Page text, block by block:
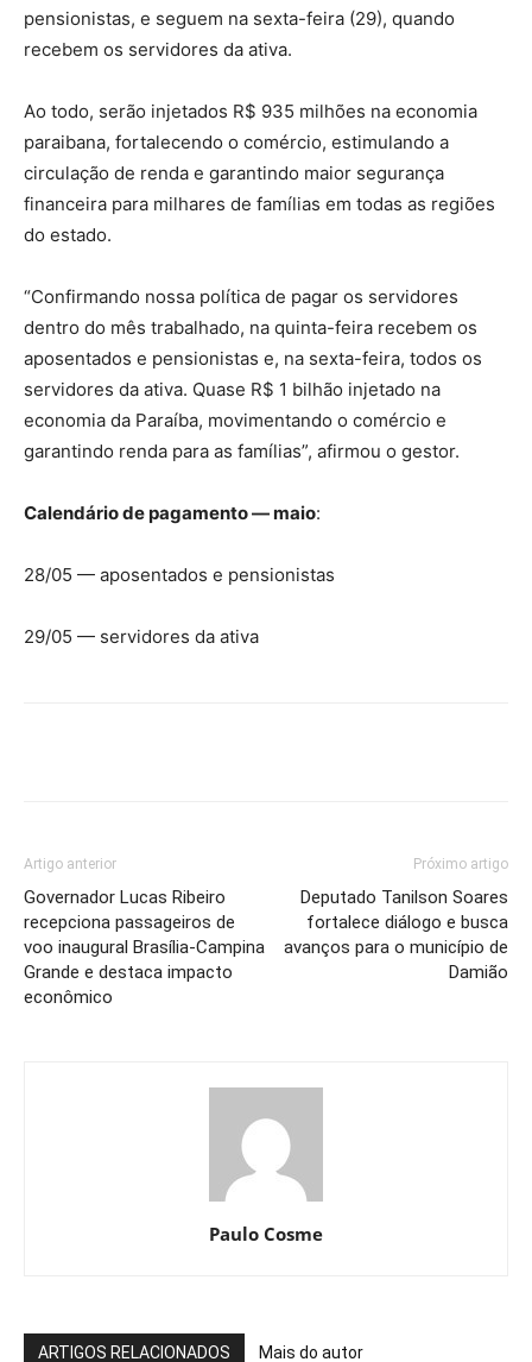
pensionistas, e seguem na sexta-feira (29), quando
recebem os servidores da ativa.
Ao todo, serão injetados R$ 935 milhões na economia
paraibana, fortalecendo o comércio, estimulando a
circulação de renda e garantindo maior segurança
financeira para milhares de famílias em todas as regiões
do estado.
“Confirmando nossa política de pagar os servidores
dentro do mês trabalhado, na quinta-feira recebem os
aposentados e pensionistas e, na sexta-feira, todos os
servidores da ativa. Quase R$ 1 bilhão injetado na
economia da Paraíba, movimentando o comércio e
garantindo renda para as famílias”, afirmou o gestor.
Calendário de pagamento — maio:
28/05 — aposentados e pensionistas
29/05 — servidores da ativa
Artigo anterior
Governador Lucas Ribeiro
recepciona passageiros de
voo inaugural Brasília-Campina
Grande e destaca impacto
econômico
Próximo artigo
Deputado Tanilson Soares
fortalece diálogo e busca
avanços para o município de
Damião
Paulo Cosme
ARTIGOS RELACIONADOS Mais do autor